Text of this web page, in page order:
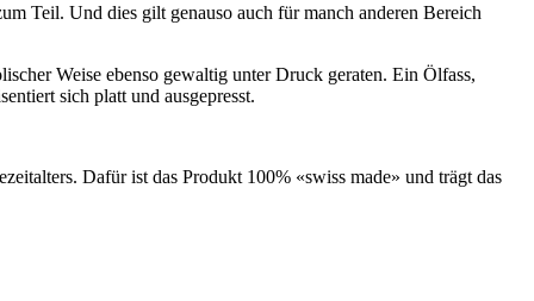
Teil. Und dies gilt genauso auch für manch anderen Bereich
Weise ebenso gewaltig unter Druck geraten. Ein Ölfass,
sich platt und ausgepresst.
Dafür ist das Produkt 100% «swiss made» und trägt das